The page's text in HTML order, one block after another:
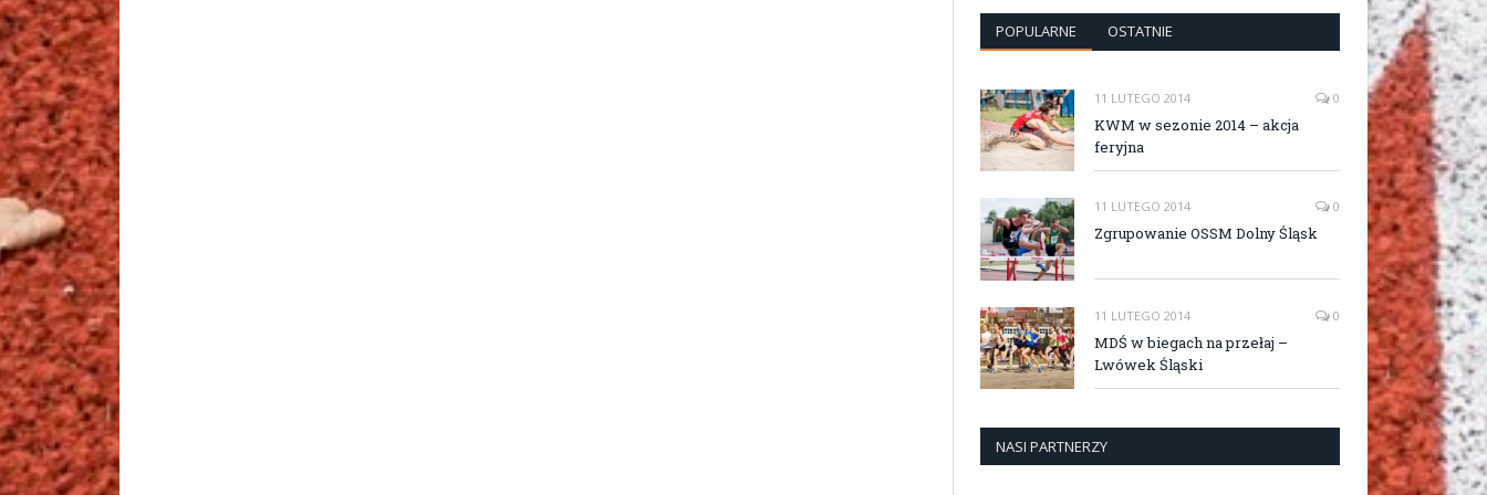
POPULARNE OSTATNIE
11 LUTEGO 2014 0
KWM w sezonie 2014 – akcja
feryjna
11 LUTEGO 2014 0
Zgrupowanie OSSM Dolny Śląsk
11 LUTEGO 2014 0
MDŚ w biegach na przełaj –
Lwówek Śląski
NASI PARTNERZY